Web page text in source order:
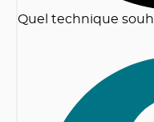
Quel technique